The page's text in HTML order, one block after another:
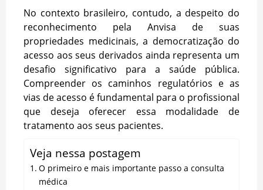
No contexto brasileiro, contudo, a despeito do
reconhecimento pela Anvisa de suas
propriedades medicinais, a democratização do
acesso aos seus derivados ainda representa um
desafio significativo para a saúde pública.
Compreender os caminhos regulatórios e as
vias de acesso é fundamental para o profissional
que deseja oferecer essa modalidade de
tratamento aos seus pacientes.
Veja nessa postagem
O primeiro e mais importante passo a consulta
médica